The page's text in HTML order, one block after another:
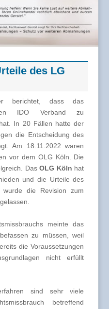
des LG
berichtet, dass das
IDO Verband zu
In 20 Fällen hatte der
die Entscheidung des
Am 18.11.2022 waren
vor dem OLG Köln. Die
DasOLG Köln hat
und die Urteile des
die Revision zum
meinte das
zu müssen, weil
die Voraussetzungen
nicht erfüllt
sind sehr viele
betreffend